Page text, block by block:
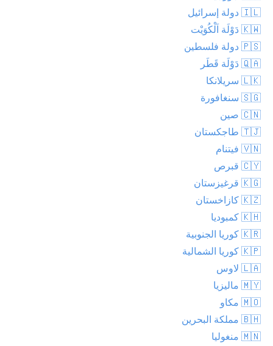
🇮🇱 دولة إسرائيل
🇰🇼 دَوْلَة اَلْكُوَيْت
🇵🇸 دولة فلسطين
🇶🇦 دَوْلَة قَطَر
🇱🇰 سريلانكا
🇸🇬 سنغافورة
🇨🇳 صين
🇹🇯 طاجكستان
🇻🇳 فيتنام
🇨🇾 قبرص
🇰🇬 قرغيزستان
🇰🇿 كازاخستان
🇰🇭 كمبوديا
🇰🇷 كوريا الجنوبية
🇰🇵 كوريا الشمالية
🇱🇦 لاوس
🇲🇾 ماليزيا
🇲🇴 مكاو
🇧🇭 مملكة البحرين
🇲🇳 منغوليا